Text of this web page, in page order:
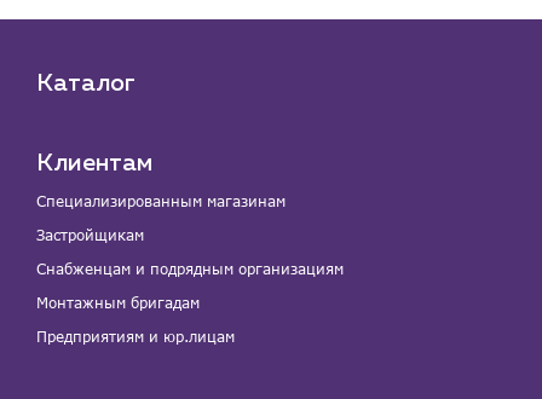
Каталог
Клиентам
Специализированным магазинам
Застройщикам
Снабженцам и подрядным организациям
Монтажным бригадам
Предприятиям и юр.лицам